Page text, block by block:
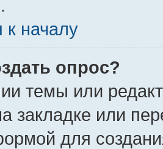
к началу
опрос?
темы или
закладке или
для